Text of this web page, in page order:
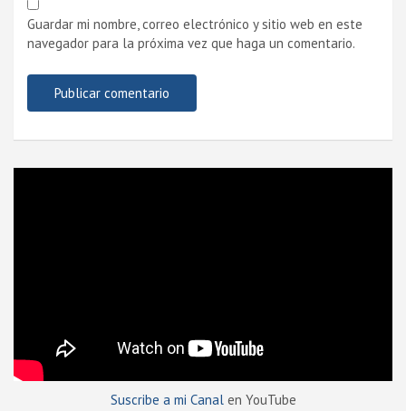
Guardar mi nombre, correo electrónico y sitio web en este
navegador para la próxima vez que haga un comentario.
Suscribe a mi Canalen YouTube